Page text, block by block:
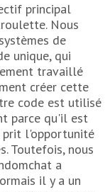
principal
Nous
de
unique, qui
travaillé
créer cette
code est utilisé
parce qu'il est
prit l'opportunité
Toutefois, nous
a
il y a un